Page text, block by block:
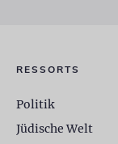
RESSORTS
Politik
Jüdische Welt